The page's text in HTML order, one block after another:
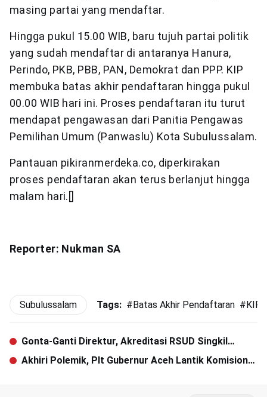
masing partai yang mendaftar.
Hingga pukul 15.00 WIB, baru tujuh partai politik
yang sudah mendaftar di antaranya Hanura,
Perindo, PKB, PBB, PAN, Demokrat dan PPP. KIP
membuka batas akhir pendaftaran hingga pukul
00.00 WIB hari ini. Proses pendaftaran itu turut
mendapat pengawasan dari Panitia Pengawas
Pemilihan Umum (Panwaslu) Kota Subulussalam.
Pantauan pikiranmerdeka.co, diperkirakan
proses pendaftaran akan terus berlanjut hingga
malam hari.[]
Reporter: Nukman SA
Subulussalam Tags: #Batas Akhir Pendaftaran #KIP
Gonta-Ganti Direktur, Akreditasi RSUD Singkil
Terancam
Akhiri Polemik, Plt Gubernur Aceh Lantik Komisioner